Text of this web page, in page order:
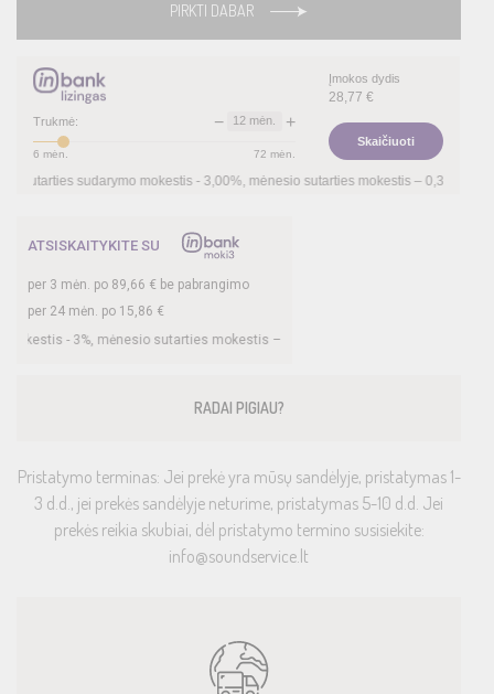
PIRKTI DABAR
Trukmė: − 12 mėn. +
6 mėn. 72 mėn.
Įmokos dydis
28,77 €
Skaičiuoti
sudarymo mokestis -3,00%, mėnesio sutarties mokestis – 0,35%, BVKKMN –
ATSISKAITYKITE SU
per 3 mėn. po 89,66 € be pabrangimo
per 24 mėn. po 15,86 €
%, mėnesio sutarties mokestis –0,35%, BVKKMN –
RADAI PIGIAU?
Pristatymo terminas: Jei prekė yra mūsų sandėlyje, pristatymas 1-
3 d.d., jei prekės sandėlyje neturime, pristatymas 5-10 d.d. Jei
prekės reikia skubiai, dėl pristatymo termino susisiekite:
info@soundservice.lt